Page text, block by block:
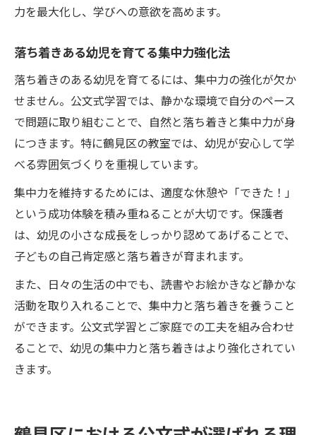
力を最大化し、学びへの意欲を高めます。
落ち着きある幼児を育てる集中力強化法
落ち着きのある幼児を育てるには、集中力の強化が欠か
せません。公文式学習では、静かな環境で自分のペース
で問題に取り組むことで、自然と落ち着きと集中力が身
につきます。特に鶴見区の教室では、幼児が安心して学
べる雰囲気づくりを重視しています。
集中力を維持するためには、適度な休憩や「できた！」
という成功体験を積み重ねることが大切です。保護者
は、幼児の小さな成長をしっかり認めてあげることで、
子どもの自己肯定感と落ち着きが育まれます。
また、日々の生活の中でも、読書やお絵かきなど静かな
活動を取り入れることで、集中力と落ち着きを養うこと
ができます。公文式学習とご家庭での工夫を組み合わせ
ることで、幼児の集中力と落ち着きはより強化されてい
きます。